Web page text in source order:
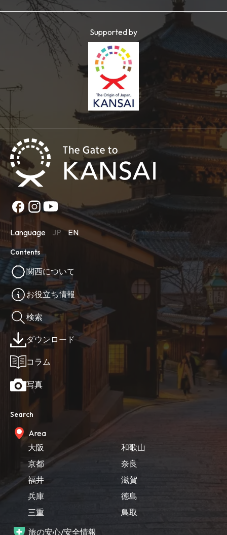
Supported by
Language JP EN
Contents
関西について
お役立ち情報
検索
ダウンロード
コラム
写真
Search
Area
大阪
京都
福井
兵庫
三重
和歌山
奈良
滋賀
徳島
鳥取
旅の安心/安全情報